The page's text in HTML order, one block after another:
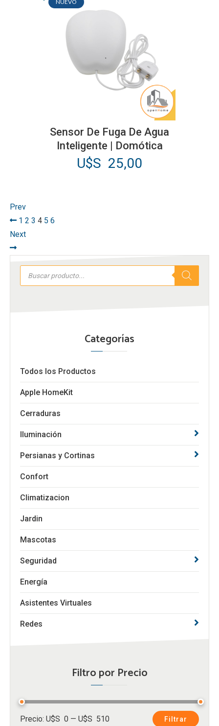
Búsqueda
productos
Categorías
Todos los Productos
Apple HomeKit
Cerraduras
Iluminación
Persianas y Cortinas
Confort
Climatizacion
Jardin
Mascotas
Seguridad
Energía
Asistentes Virtuales
Redes
Filtro por Precio
Precio
Precio
Filtrar
Precio: U$S 0 — U$S 510
NUEVO
Sensor De Fuga De Agua
Inteligente | Domótica
U$S 25,00
Prev
1 2 3 4 5 6
Next